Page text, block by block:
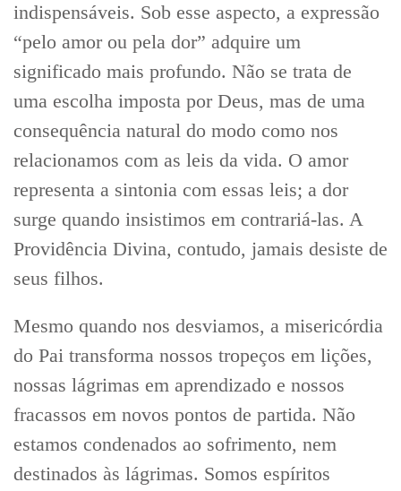
indispensáveis. Sob esse aspecto, a expressão
“pelo amor ou pela dor” adquire um
significado mais profundo. Não se trata de
uma escolha imposta por Deus, mas de uma
consequência natural do modo como nos
relacionamos com as leis da vida. O amor
representa a sintonia com essas leis; a dor
surge quando insistimos em contrariá-las. A
Providência Divina, contudo, jamais desiste de
seus filhos.
Mesmo quando nos desviamos, a misericórdia
do Pai transforma nossos tropeços em lições,
nossas lágrimas em aprendizado e nossos
fracassos em novos pontos de partida. Não
estamos condenados ao sofrimento, nem
destinados às lágrimas. Somos espíritos